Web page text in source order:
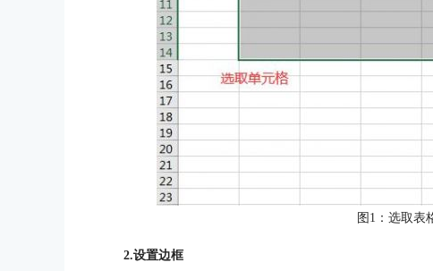
图1：选取表
2.设置边框